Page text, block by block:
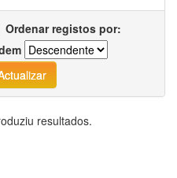
Ordenar registos por:
resultados.